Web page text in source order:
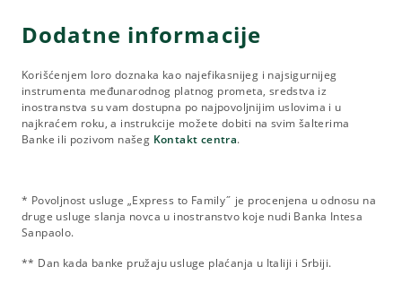
Dodatne informacije
Korišćenjem loro doznaka kao najefikasnijeg i najsigurnijeg
instrumenta međunarodnog platnog prometa, sredstva iz
inostranstva su vam dostupna po najpovoljnijim uslovima i u
najkraćem roku, a instrukcije možete dobiti na svim šalterima
Banke ili pozivom našeg Kontakt centra.
* Povoljnost usluge „Express to Family˝ je procenjena u odnosu na
druge usluge slanja novca u inostranstvo koje nudi Banka Intesa
Sanpaolo.
** Dan kada banke pružaju usluge plaćanja u Italiji i Srbiji.